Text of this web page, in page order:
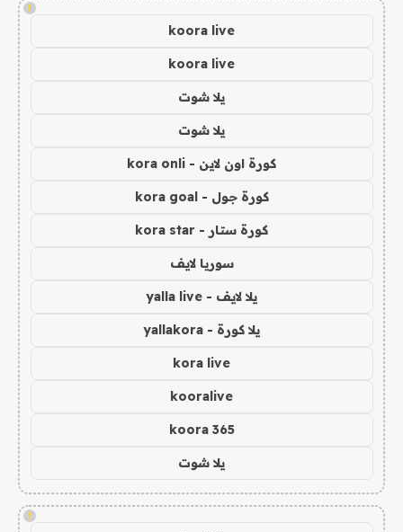
!
koora live
koora live
يلا شوت
يلا شوت
كورة اون لاين - kora onli
كورة جول - kora goal
كورة ستار - kora star
سوريا لايف
يلا لايف - yalla live
يلا كورة - yallakora
kora live
kooralive
koora 365
يلا شوت
!